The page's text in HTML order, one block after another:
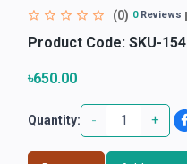
(0) 0Reviews
Product Code: SKU-154
৳650.00
Quantity: - +